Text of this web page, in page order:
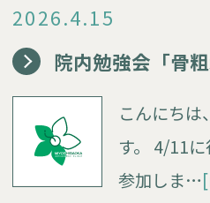
2026.4.15
こんにちは
す。 4/11
参加しま…